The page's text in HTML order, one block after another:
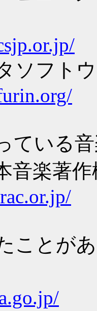
ソフト
ている
音楽著作
ことが